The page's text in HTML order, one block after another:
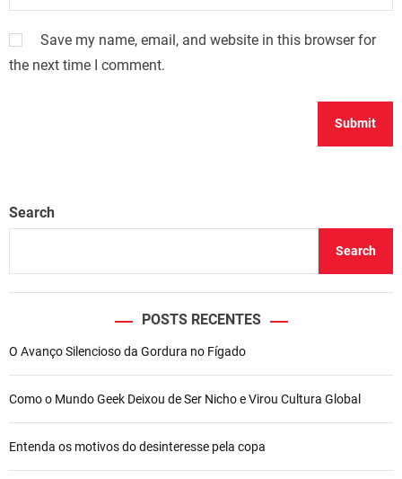
Save my name, email, and website in this browser for
the next time I comment.
Search
Search
POSTS RECENTES
O Avanço Silencioso da Gordura no Fígado
Como o Mundo Geek Deixou de Ser Nicho e Virou Cultura Global
Entenda os motivos do desinteresse pela copa